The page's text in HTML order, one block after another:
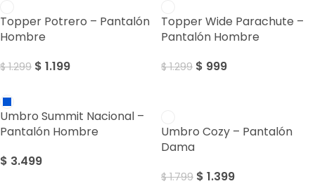
Topper Potrero – Pantalón
Hombre
$1.299 $ 1.199
Topper Wide Parachute –
Pantalón Hombre
$1.299 $ 999
Umbro Summit Nacional –
Pantalón Hombre
$ 3.499
Umbro Cozy – Pantalón
Dama
$1.799 $ 1.399